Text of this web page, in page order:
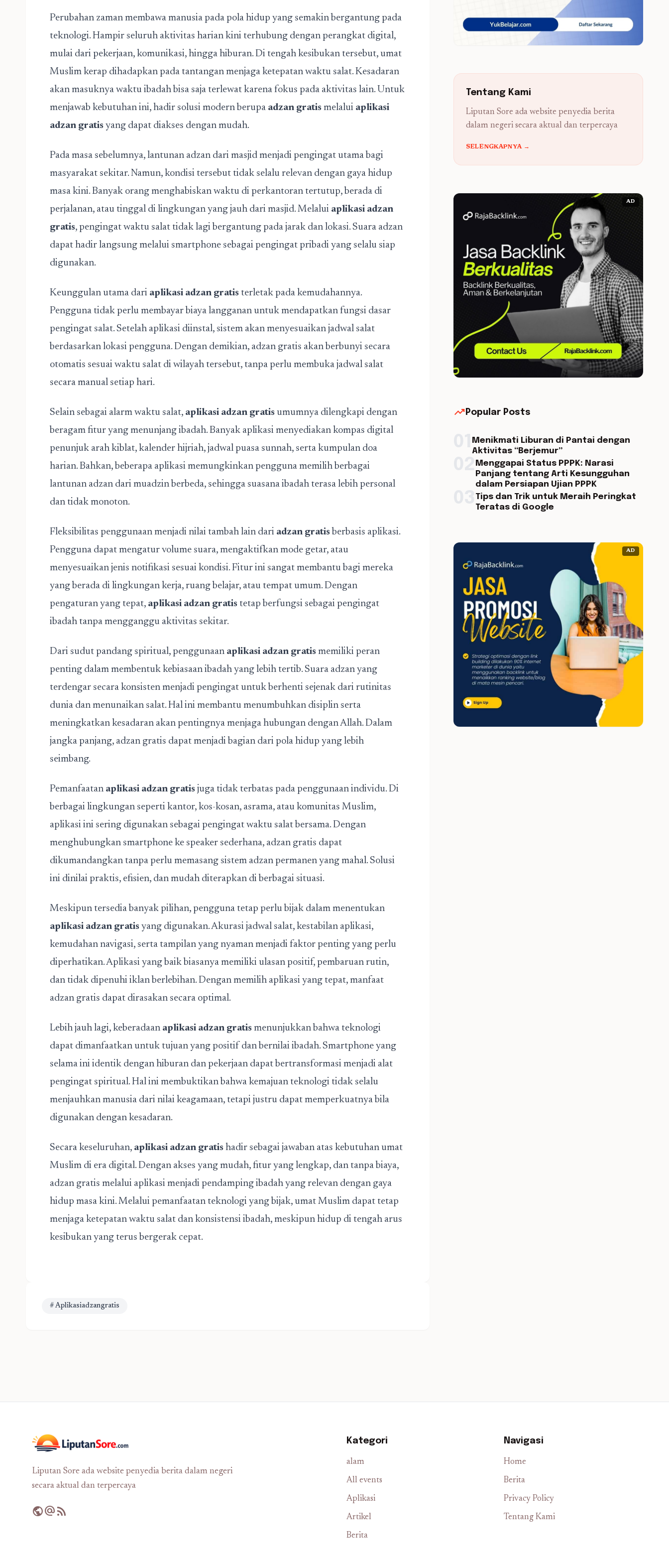
Perubahan zaman membawa manusia pada pola hidup yang semakin bergantung pada
teknologi. Hampir seluruh aktivitas harian kini terhubung dengan perangkat digital,
mulai dari pekerjaan, komunikasi, hingga hiburan. Di tengah kesibukan tersebut, umat
Muslim kerap dihadapkan pada tantangan menjaga ketepatan waktu salat. Kesadaran
akan masuknya waktu ibadah bisa saja terlewat karena fokus pada aktivitas lain. Untuk
menjawab kebutuhan ini, hadir solusi modern berupa adzan gratis melalui aplikasi
adzan gratis yang dapat diakses dengan mudah.
Pada masa sebelumnya, lantunan adzan dari masjid menjadi pengingat utama bagi
masyarakat sekitar. Namun, kondisi tersebut tidak selalu relevan dengan gaya hidup
masa kini. Banyak orang menghabiskan waktu di perkantoran tertutup, berada di
perjalanan, atau tinggal di lingkungan yang jauh dari masjid. Melalui aplikasi adzan
gratis, pengingat waktu salat tidak lagi bergantung pada jarak dan lokasi. Suara adzan
dapat hadir langsung melalui smartphone sebagai pengingat pribadi yang selalu siap
digunakan.
Keunggulan utama dari aplikasi adzan gratis terletak pada kemudahannya.
Pengguna tidak perlu membayar biaya langganan untuk mendapatkan fungsi dasar
pengingat salat. Setelah aplikasi diinstal, sistem akan menyesuaikan jadwal salat
berdasarkan lokasi pengguna. Dengan demikian, adzan gratis akan berbunyi secara
otomatis sesuai waktu salat di wilayah tersebut, tanpa perlu membuka jadwal salat
secara manual setiap hari.
Selain sebagai alarm waktu salat, aplikasi adzan gratis umumnya dilengkapi dengan
beragam fitur yang menunjang ibadah. Banyak aplikasi menyediakan kompas digital
penunjuk arah kiblat, kalender hijriah, jadwal puasa sunnah, serta kumpulan doa
harian. Bahkan, beberapa aplikasi memungkinkan pengguna memilih berbagai
lantunan adzan dari muadzin berbeda, sehingga suasana ibadah terasa lebih personal
dan tidak monoton.
Fleksibilitas penggunaan menjadi nilai tambah lain dari adzan gratis berbasis aplikasi.
Pengguna dapat mengatur volume suara, mengaktifkan mode getar, atau
menyesuaikan jenis notifikasi sesuai kondisi. Fitur ini sangat membantu bagi mereka
yang berada di lingkungan kerja, ruang belajar, atau tempat umum. Dengan
pengaturan yang tepat, aplikasi adzan gratis tetap berfungsi sebagai pengingat
ibadah tanpa mengganggu aktivitas sekitar.
Dari sudut pandang spiritual, penggunaan aplikasi adzan gratis memiliki peran
penting dalam membentuk kebiasaan ibadah yang lebih tertib. Suara adzan yang
terdengar secara konsisten menjadi pengingat untuk berhenti sejenak dari rutinitas
dunia dan menunaikan salat. Hal ini membantu menumbuhkan disiplin serta
meningkatkan kesadaran akan pentingnya menjaga hubungan dengan Allah. Dalam
jangka panjang, adzan gratis dapat menjadi bagian dari pola hidup yang lebih
seimbang.
Pemanfaatan aplikasi adzan gratis juga tidak terbatas pada penggunaan individu. Di
berbagai lingkungan seperti kantor, kos-kosan, asrama, atau komunitas Muslim,
aplikasi ini sering digunakan sebagai pengingat waktu salat bersama. Dengan
menghubungkan smartphone ke speaker sederhana, adzan gratis dapat
dikumandangkan tanpa perlu memasang sistem adzan permanen yang mahal. Solusi
ini dinilai praktis, efisien, dan mudah diterapkan di berbagai situasi.
Meskipun tersedia banyak pilihan, pengguna tetap perlu bijak dalam menentukan
aplikasi adzan gratis yang digunakan. Akurasi jadwal salat, kestabilan aplikasi,
kemudahan navigasi, serta tampilan yang nyaman menjadi faktor penting yang perlu
diperhatikan. Aplikasi yang baik biasanya memiliki ulasan positif, pembaruan rutin,
dan tidak dipenuhi iklan berlebihan. Dengan memilih aplikasi yang tepat, manfaat
adzan gratis dapat dirasakan secara optimal.
Lebih jauh lagi, keberadaan aplikasi adzan gratis menunjukkan bahwa teknologi
dapat dimanfaatkan untuk tujuan yang positif dan bernilai ibadah. Smartphone yang
selama ini identik dengan hiburan dan pekerjaan dapat bertransformasi menjadi alat
pengingat spiritual. Hal ini membuktikan bahwa kemajuan teknologi tidak selalu
menjauhkan manusia dari nilai keagamaan, tetapi justru dapat memperkuatnya bila
digunakan dengan kesadaran.
Secara keseluruhan, aplikasi adzan gratis hadir sebagai jawaban atas kebutuhan umat
Muslim di era digital. Dengan akses yang mudah, fitur yang lengkap, dan tanpa biaya,
adzan gratis melalui aplikasi menjadi pendamping ibadah yang relevan dengan gaya
hidup masa kini. Melalui pemanfaatan teknologi yang bijak, umat Muslim dapat tetap
menjaga ketepatan waktu salat dan konsistensi ibadah, meskipun hidup di tengah arus
kesibukan yang terus bergerak cepat.
# Aplikasiadzangratis
Tentang Kami
Liputan Sore ada website penyedia berita
dalam negeri secara aktual dan terpercaya
SELENGKAPNYA →
AD
trending_up Popular Posts
Menikmati Liburan di Pantai dengan
Aktivitas “Berjemur”
Menggapai Status PPPK: Narasi
Panjang tentang Arti Kesungguhan
dalam Persiapan Ujian PPPK
Tips dan Trik untuk Meraih Peringkat
Teratas di Google
AD
Liputan Sore ada website penyedia berita dalam negeri
secara aktual dan terpercaya
publicalternate_emailrss_feed
Kategori
alam
All events
Aplikasi
Artikel
Berita
Navigasi
Home
Berita
Privacy Policy
Tentang Kami